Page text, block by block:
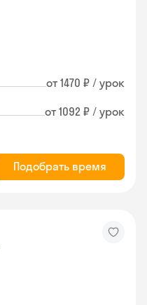
от 1470 ₽ / урок
от 1092 ₽ / урок
Подобрать время